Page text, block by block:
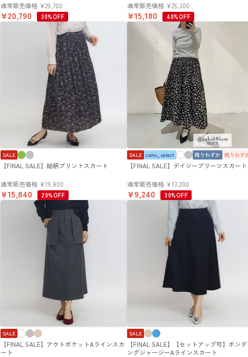
通常販売価格 ¥29,700
¥20,790 30%OFF
通常販売価格 ¥25,300
¥15,180 40%OFF
【FINAL SALE】総柄プリントスカート
SALE
通常販売価格 ¥19,800
¥15,840 20%OFF
【FINAL SALE】デイジープリーツスカート
SALE caho_select 残りわずか 残りわず
通常販売価格 ¥13,200
¥9,240 30%OFF
【FINAL SALE】アウトポケットAラインスカ
ート
SALE
【FINAL SALE】【セットアップ可】ボン
ングジャージーAラインスカート
SALE